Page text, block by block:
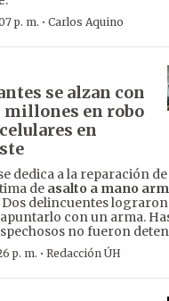
p. m. · Carlos Aquino
se alzan con
millones en robo
en
dedica a la reparación
de asalto a mano
Dos delincuentes lograron
con un arma.
no fueron
p. m. · Redacción ÚH